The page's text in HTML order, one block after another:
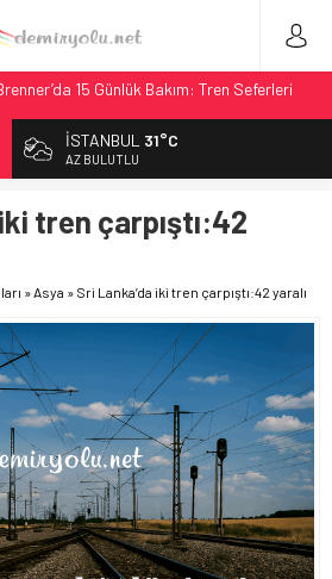
15 Günlük Bakım: Tren Seferleri
İtibaren Koltukta Bagaja Kalıcı
56 Milyon Euro’luk Yenileme: Sol Tüneli
Teslim Ama Ulusal Hedef 730 km’ye
TGV ile 28 Fransız Şehrine Tek Bilet
İSTANBUL 31°C
AZ BULUTLU
tren çarpıştı:42
»Asya » Sri Lanka’da iki tren çarpıştı:42 yaralı